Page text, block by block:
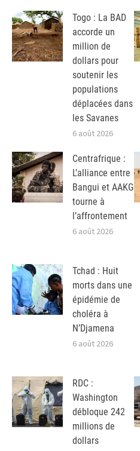
Togo : La BAD
accorde un
million de
dollars pour
soutenir les
populations
déplacées dans
les Savanes
6 août 2026
Centrafrique :
L’alliance entre
Bangui et AAKG
tourne à
l’affrontement
6 août 2026
Tchad : Huit
morts dans une
épidémie de
choléra à
N’Djamena
6 août 2026
RDC :
Washington
débloque 242
millions de
dollars